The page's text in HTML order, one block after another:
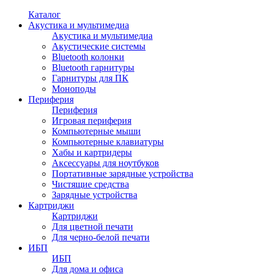
Каталог
Акустика и мультимедиа
Акустика и мультимедиа
Акустические системы
Bluetooth колонки
Bluetooth гарнитуры
Гарнитуры для ПК
Моноподы
Периферия
Периферия
Игровая периферия
Компьютерные мыши
Компьютерные клавиатуры
Хабы и картридеры
Аксессуары для ноутбуков
Портативные зарядные устройства
Чистящие средства
Зарядные устройства
Картриджи
Картриджи
Для цветной печати
Для черно-белой печати
ИБП
ИБП
Для дома и офиса